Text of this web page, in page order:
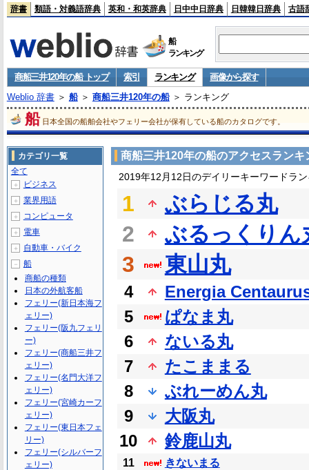
辞書 類語・対義語辞典 英和・和英辞典 日中中日辞典 日韓韓日辞典 古語
船
ランキング
商船三井120年の船 トップ 索引 ランキング
画像から探す
Weblio 辞書＞ 船＞ 商船三井120年の船＞ ランキング
船 日本全国の船舶会社やフェリー会社が保有している船のカタログです。
商船三井120年の船のアクセスランキ
2019年12月12日のデイリーキーワードラ
1
ぶらじる丸
2
ぶるっくりん
3
東山丸
4
Energia
5
ぱなま丸
6
ないる丸
7
たこままる
8
ぶれーめん丸
9
大阪丸
10
鈴鹿山丸
11
きないまる
カテゴリ一覧
全て
＋ ビジネス
＋ 業界用語
＋ コンピュータ
＋ 電車
＋ 自動車・バイク
－
船
商船の種類
日本の外航客船
フェリー(新日本海フ
ェリー)
フェリー(阪九フェリ
ー)
フェリー(商船三井フ
ェリー)
フェリー(名門大洋フ
ェリー)
フェリー(宮崎カーフ
ェリー)
フェリー(東日本フェ
リー)
フェリー(シルバーフ
ェリー)